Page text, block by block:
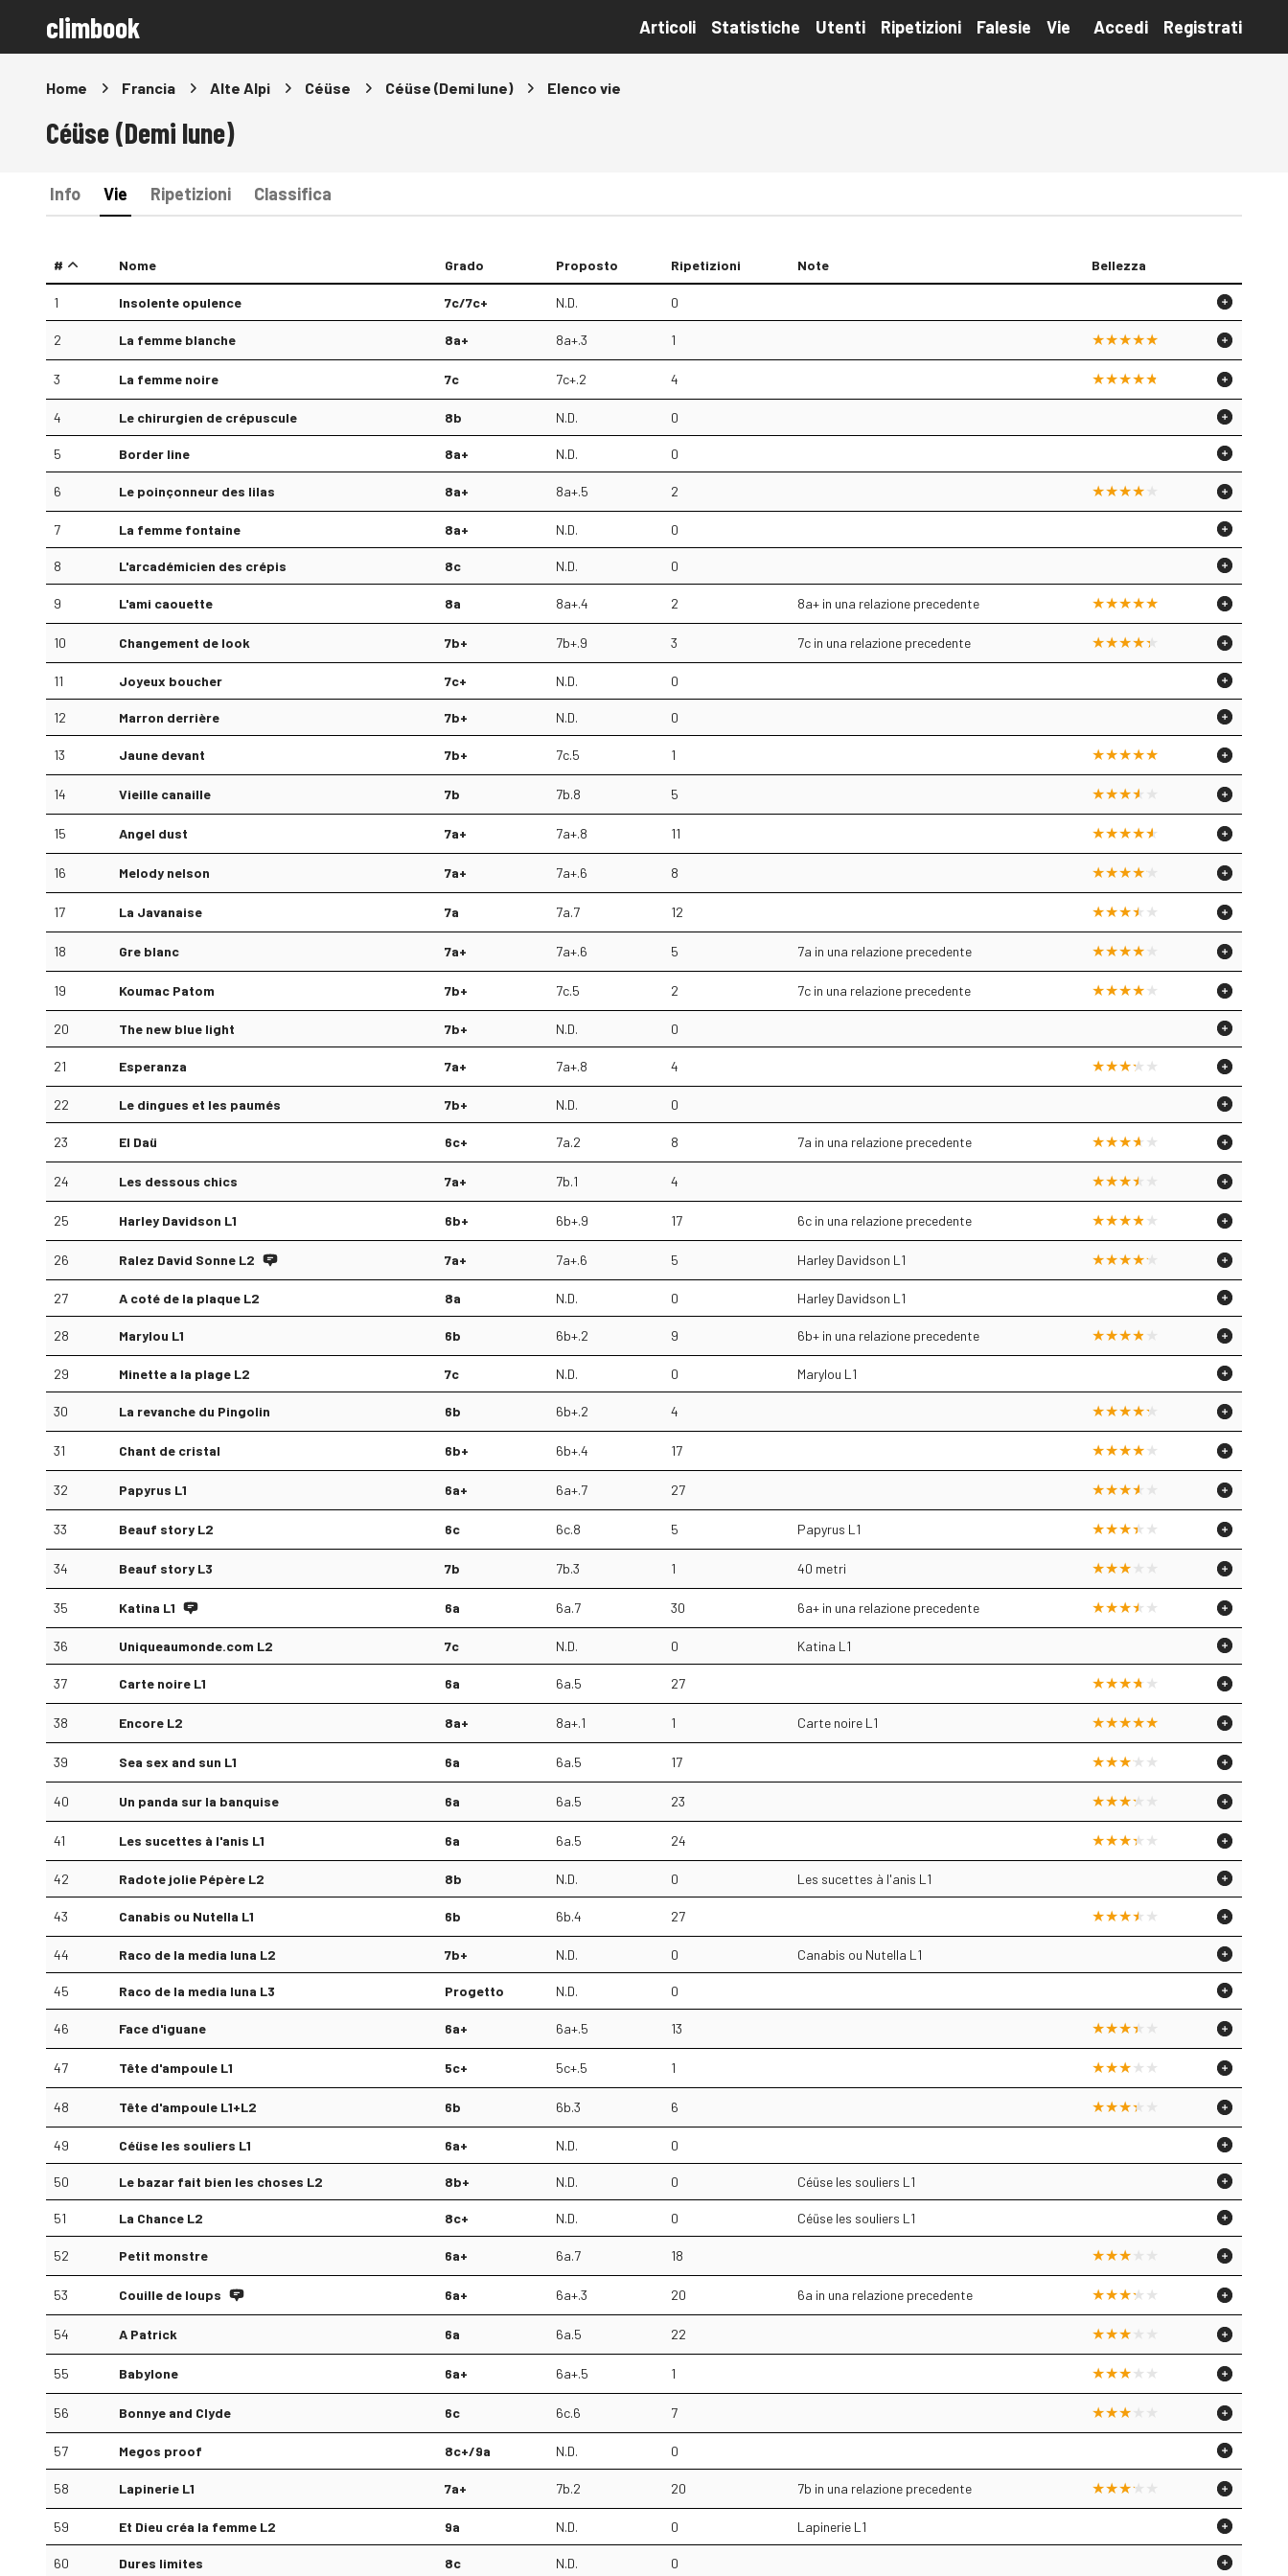
climbook Articoli Statistiche Utenti Ripetizioni Falesie Vie Accedi Registrati
Home Francia Alte Alpi Céüse Céüse (Demi lune) Elenco vie
Céüse (Demi lune)
Info Vie Ripetizioni Classifica
# Nome Grado Proposto Ripetizioni Note Bellezza
1 Insolente opulence 7c/7c+ N.D. 0
2 La femme blanche 8a+ 8a+.3 1
3 La femme noire 7c 7c+.2 4
4 Le chirurgien de crépuscule 8b N.D. 0
5 Border line 8a+ N.D. 0
6 Le poinçonneur des lilas 8a+ 8a+.5 2
7 La femme fontaine 8a+ N.D. 0
8 L'arcadémicien des crépis 8c N.D. 0
9 L'ami caouette 8a 8a+.4 2 8a+ in una relazione precedente
10 Changement de look 7b+ 7b+.9 3 7c in una relazione precedente
11 Joyeux boucher 7c+ N.D. 0
12 Marron derrière 7b+ N.D. 0
13 Jaune devant 7b+ 7c.5 1
14 Vieille canaille 7b 7b.8 5
15 Angel dust 7a+ 7a+.8 11
16 Melody nelson 7a+ 7a+.6 8
17 La Javanaise 7a 7a.7 12
18 Gre blanc 7a+ 7a+.6 5 7a in una relazione precedente
19 Koumac Patom 7b+ 7c.5 2 7c in una relazione precedente
20 The new blue light 7b+ N.D. 0
21 Esperanza 7a+ 7a+.8 4
22 Le dingues et les paumés 7b+ N.D. 0
23 El Daü 6c+ 7a.2 8 7a in una relazione precedente
24 Les dessous chics 7a+ 7b.1 4
25 Harley Davidson L1 6b+ 6b+.9 17 6c in una relazione precedente
26 Ralez David Sonne L2 7a+ 7a+.6 5 Harley Davidson L1
27 A coté de la plaque L2 8a N.D. 0 Harley Davidson L1
28 Marylou L1 6b 6b+.2 9 6b+ in una relazione precedente
29 Minette a la plage L2 7c N.D. 0 Marylou L1
30 La revanche du Pingolin 6b 6b+.2 4
31 Chant de cristal 6b+ 6b+.4 17
32 Papyrus L1 6a+ 6a+.7 27
33 Beauf story L2 6c 6c.8 5 Papyrus L1
34 Beauf story L3 7b 7b.3 1 40 metri
35 Katina L1 6a 6a.7 30 6a+ in una relazione precedente
36 Uniqueaumonde.com L2 7c N.D. 0 Katina L1
37 Carte noire L1 6a 6a.5 27
38 Encore L2 8a+ 8a+.1 1 Carte noire L1
39 Sea sex and sun L1 6a 6a.5 17
40 Un panda sur la banquise 6a 6a.5 23
41 Les sucettes à l'anis L1 6a 6a.5 24
42 Radote jolie Pépère L2 8b N.D. 0 Les sucettes à l'anis L1
43 Canabis ou Nutella L1 6b 6b.4 27
44 Raco de la media luna L2 7b+ N.D. 0 Canabis ou Nutella L1
45 Raco de la media luna L3 Progetto N.D. 0
46 Face d'iguane 6a+ 6a+.5 13
47 Tête d'ampoule L1 5c+ 5c+.5 1
48 Tête d'ampoule L1+L2 6b 6b.3 6
49 Céüse les souliers L1 6a+ N.D. 0
50 Le bazar fait bien les choses L2 8b+ N.D. 0 Céüse les souliers L1
51 La Chance L2 8c+ N.D. 0 Céüse les souliers L1
52 Petit monstre 6a+ 6a.7 18
53 Couille de loups 6a+ 6a+.3 20 6a in una relazione precedente
54 A Patrick 6a 6a.5 22
55 Babylone 6a+ 6a+.5 1
56 Bonnye and Clyde 6c 6c.6 7
57 Megos proof 8c+/9a N.D. 0
58 Lapinerie L1 7a+ 7b.2 20 7b in una relazione precedente
59 Et Dieu créa la femme L2 9a N.D. 0 Lapinerie L1
60 Dures limites 8c N.D. 0